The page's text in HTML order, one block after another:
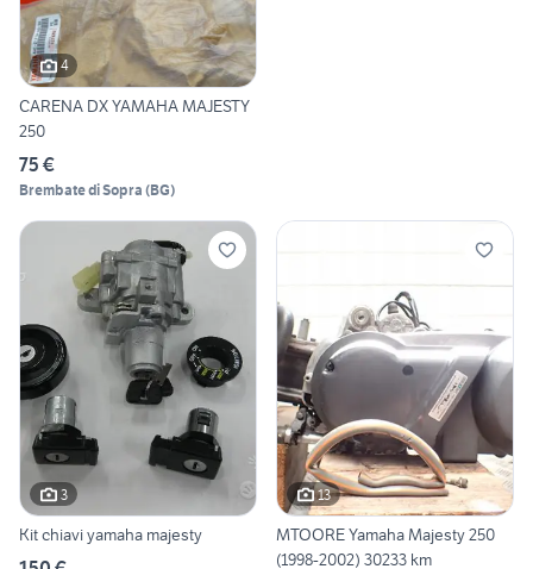
4
CARENA DX YAMAHA MAJESTY
250
75 €
Brembate di Sopra (BG)
3
Kit chiavi yamaha majesty
13
MTOORE Yamaha Majesty 250
(1998-2002) 30233 km